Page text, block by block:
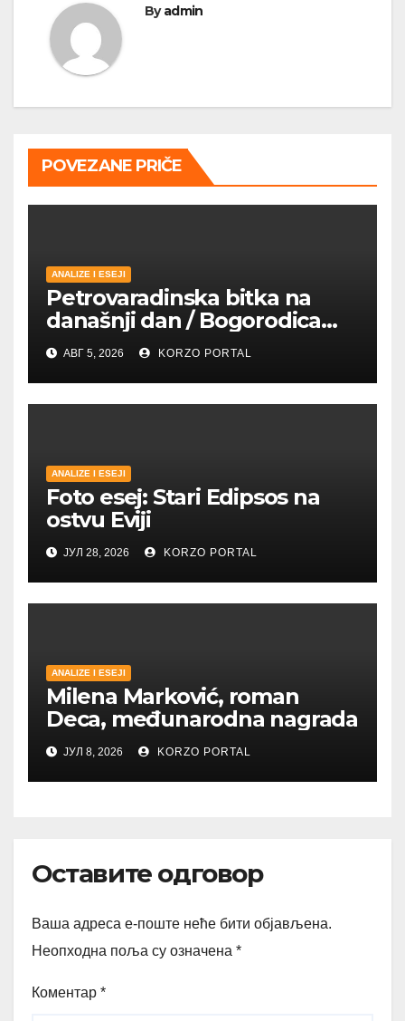
Byadmin
POVEZANE PRIČE
ANALIZE I ESEJI
Petrovaradinska bitka na
današnji dan / Bogorodica
pobednica u
petrovaradinskom Podgrađu
АВГ 5, 2026 KORZO PORTAL
ANALIZE I ESEJI
Foto esej: Stari Edipsos na
ostvu Eviji
ЈУЛ 28, 2026 KORZO PORTAL
ANALIZE I ESEJI
Milena Marković, roman
Deca, međunarodna nagrada
ЈУЛ 8, 2026 KORZO PORTAL
Оставите одговор
Ваша адреса е-поште неће бити објављена.
Неопходна поља су означена *
Коментар *